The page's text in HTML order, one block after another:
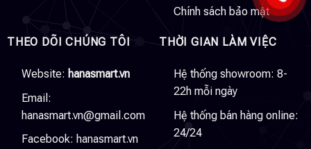
Chính sách bảo mật
THEO DÕI CHÚNG TÔI
Website: hanasmart.vn
Email:
hanasmart.vn@gmail.com
Facebook: hanasmart.vn
THỜI GIAN LÀM VIỆC
Hệ thống showroom: 8-
22h mỗi ngày
Hệ thống bán hàng online:
24/24